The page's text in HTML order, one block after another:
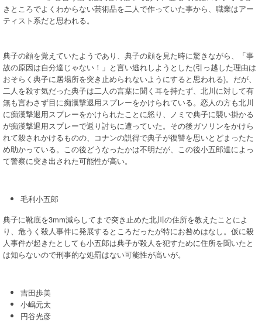
きところでよくわからない芸術品を二人で作っていた事から、職業はアー
ティスト系だと思われる。
典子の顔を覚えていたようであり、典子の顔を見た時に驚きながら、「事
故の原因は自分達じゃない！」と言い逃れしようとした(引っ越した理由は
おそらく典子に居場所を突き止められないようにすると思われる)。だが、
二人を殺す気だった典子は二人の言葉に聞く耳を持たず、北川に対して有
無も言わさず目に痴漢撃退用スプレーをかけられている。恋人の方も北川
に痴漢撃退用スプレーをかけられたことに怒り、ノミで典子に襲い掛かる
が痴漢撃退用スプレーで返り討ちに遭っていた。その後ガソリンをかけら
れて殺されかけるものの、コナンの説得で典子が復讐を思いとどまったた
め助かっている。この後どうなったかは不明だが、この後小五郎達によっ
て警察に突き出された可能性が高い。
毛利小五郎
典子に靴底を3mm減らしてまで突き止めた北川の住所を教えたことによ
り、危うく殺人事件に発展するところだったが特にお咎めはなし。仮に殺
人事件が起きたとしても小五郎は典子が殺人を犯すために住所を聞いたと
は知らないので刑事的な処罰はない可能性が高いが。
吉田歩美
小嶋元太
円谷光彦